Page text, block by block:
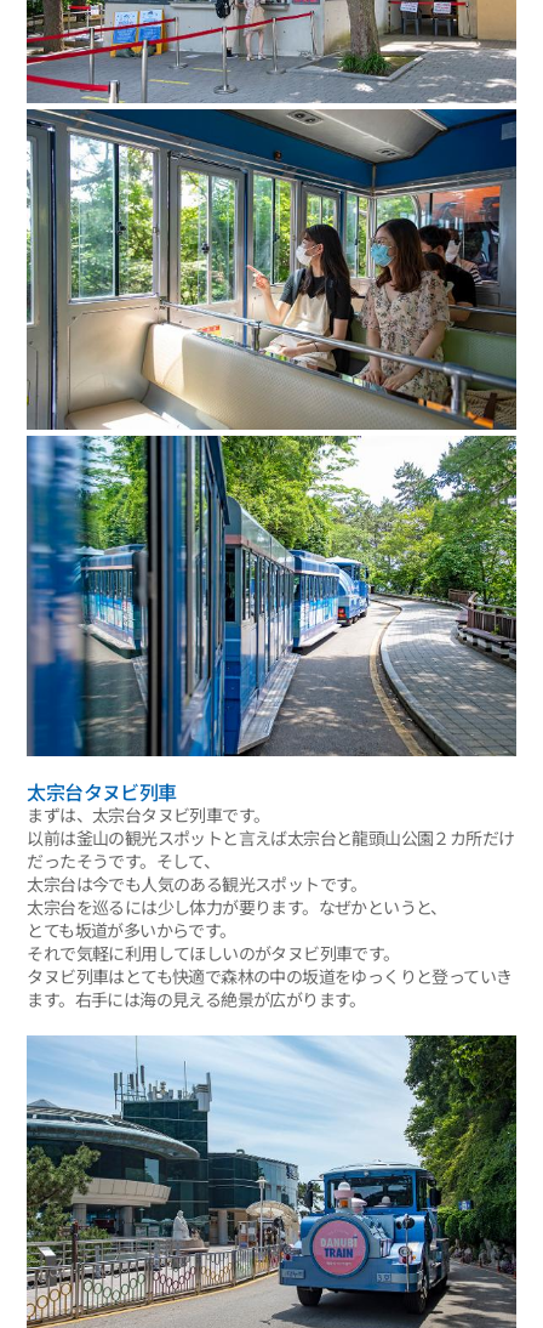
太宗台タヌビ列車
まずは、太宗台タヌビ列車です。
以前は釜山の観光スポットと言えば太宗台と龍頭山公園２カ所だけ
だったそうです。そして、
太宗台は今でも人気のある観光スポットです。
太宗台を巡るには少し体力が要ります。なぜかというと、
とても坂道が多いからです。
それで気軽に利用してほしいのがタヌビ列車です。
タヌビ列車はとても快適で森林の中の坂道をゆっくりと登っていき
ます。右手には海の見える絶景が広がります。